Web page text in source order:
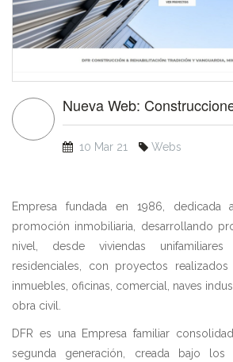
Nueva Web:
10 Mar 21 Webs
Empresa fundada en 1986,
promoción inmobiliaria, desarrollando
nivel, desde viviendas
residenciales, con proyectos
inmuebles, oficinas, comercial, naves
obra civil.
DFR es una Empresa familiar
segunda generación, creada bajo los